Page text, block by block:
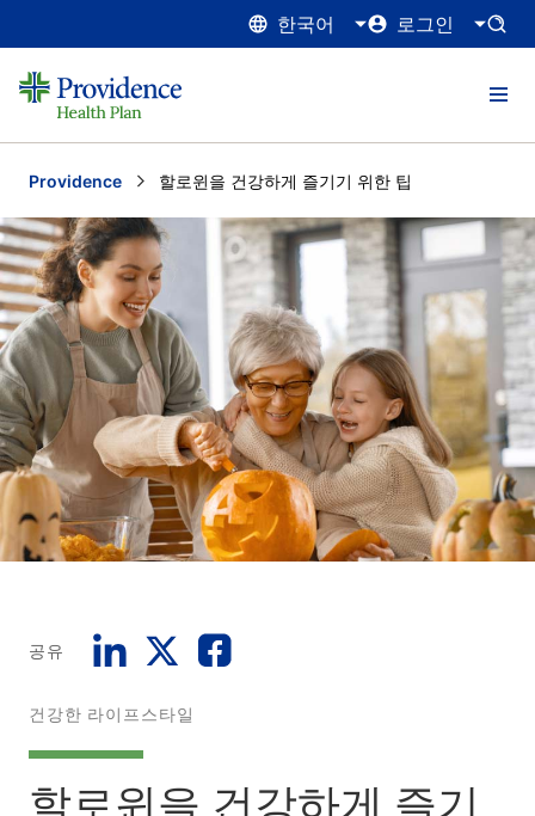
한국어 로그인
Providence Current:
할로윈을 건강하게 즐기기 위한 팁
공유
건강한 라이프스타일
할로윈을 건강하게 즐기